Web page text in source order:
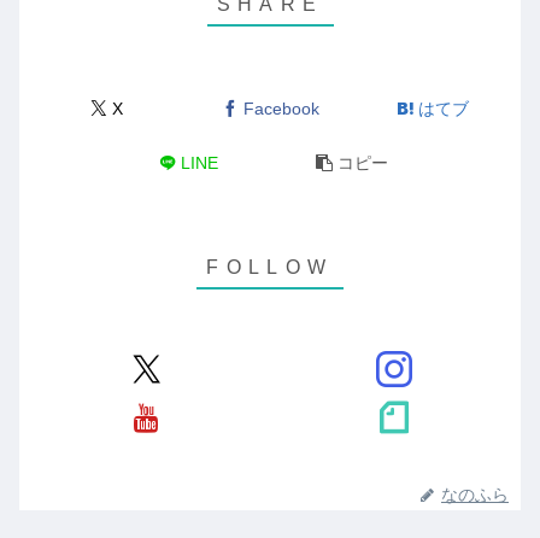
X Facebook はてブ
LINE コピー
なのふら